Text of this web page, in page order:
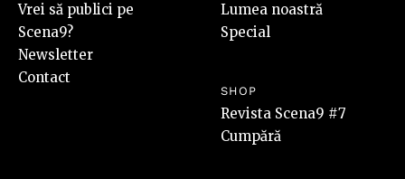
Vrei să publici pe
Scena9?
Newsletter
Contact
Lumea noastră
Special
SHOP
Revista Scena9 #7
Cumpără